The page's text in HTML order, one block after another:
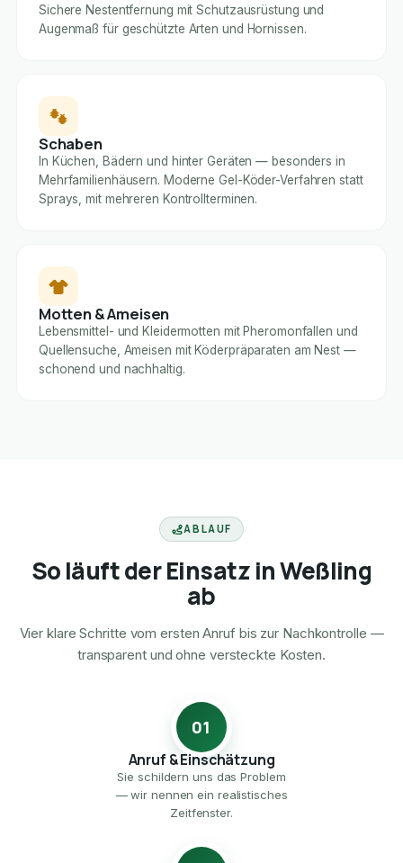
Sichere Nestentfernung mit Schutzausrüstung und
Augenmaß für geschützte Arten und Hornissen.
Schaben
In Küchen, Bädern und hinter Geräten — besonders in
Mehrfamilienhäusern. Moderne Gel-Köder-Verfahren statt
Sprays, mit mehreren Kontrollterminen.
Motten & Ameisen
Lebensmittel- und Kleidermotten mit Pheromonfallen und
Quellensuche, Ameisen mit Köderpräparaten am Nest —
schonend und nachhaltig.
ABLAUF
So läuft der Einsatz in Weßling
ab
Vier klare Schritte vom ersten Anruf bis zur Nachkontrolle —
transparent und ohne versteckte Kosten.
01
Anruf & Einschätzung
Sie schildern uns das Problem
— wir nennen ein realistisches
Zeitfenster.